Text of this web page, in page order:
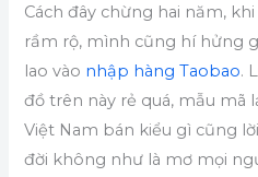
Cách đây chừng hai năm,
rầm rộ, mình cũng hí hửng
lao vào nhập hàng Taobao.
đồ trên này rẻ quá, mẫu mã
Việt Nam bán kiểu gì cũng
đời không như là mơ mọi